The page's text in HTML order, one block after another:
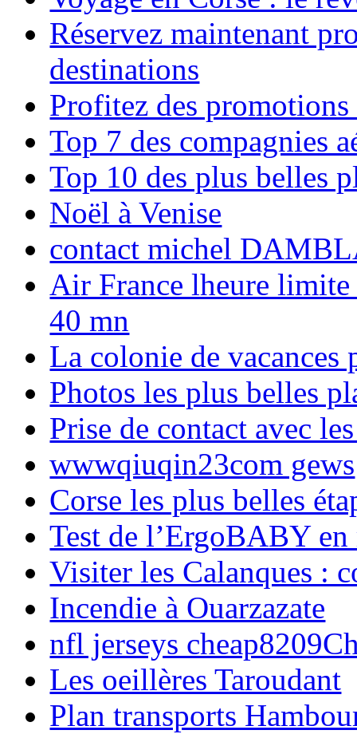
Réservez maintenant
destinations
Profitez des
Top 7 des compagnies
Top 10 des plus belles
Noël à Venise
contact michel
Air France lheure limite
40 mn
La colonie de vacances
Photos les plus belles
Prise de contact avec
wwwqiuqin23com gews
Corse les plus belles
Test de l’ErgoBABY en
Visiter les Calanques :
Incendie à Ouarzazate
nfl jerseys
Les oeillères Taroudant
Plan transports